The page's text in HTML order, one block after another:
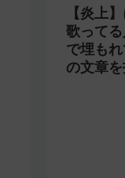
【炎上
歌って
で埋も
の文章